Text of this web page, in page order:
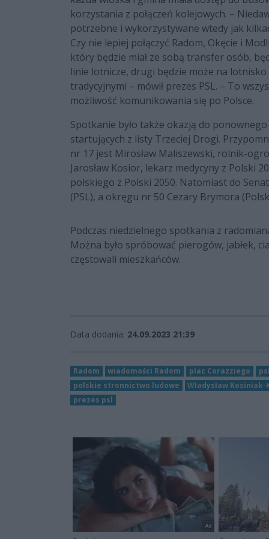
korzystania z połączeń kolejowych. –
potrzebne i wykorzystywane wtedy jak
Czy nie lepiej połączyć Radom, Okęcie i
który będzie miał ze sobą transfer osób,
linie lotnicze, drugi będzie może na
tradycyjnymi – mówił prezes PSL. – To
możliwość komunikowania się po Polsce.
Spotkanie było także okazją do
startujących z listy Trzeciej Drogi.
nr 17 jest Mirosław Maliszewski, rolnik-
Jarosław Kosior, lekarz medycyny z Polski
polskiego z Polski 2050. Natomiast do
(PSL), a okręgu nr 50 Cezary Brymora
Podczas niedzielnego spotkania z
Można było spróbować pierogów, jabłek,
częstowali mieszkańców.
Data dodania: 24.09.2023 21:39
Radom wiadomości Radom plac Corazziego psl
polskie stronnictwo ludowe
Władysław Kosiniak-
prezes psl